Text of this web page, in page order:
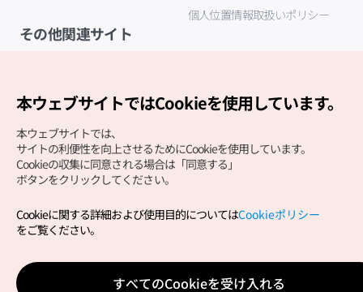
個人位置情報取扱いポリシー
その他関連サイト
Copyright (c) Korea Tourism Organization All Rights
サイトエラー報告公式メール
japanese@knto.or.kr
本ウェブサイトではCookieを使用しています。
本ウェブサイトでは、
サイトの利便性を向上させるためにCookieを使用しています。
Cookieの収集に同意される場合は「同意する」
ボタンをクリックしてください。
Cookieに関する詳細および使用目的についてはCookieポリシー
をご覧ください。
すべてのCookieを受け入れる